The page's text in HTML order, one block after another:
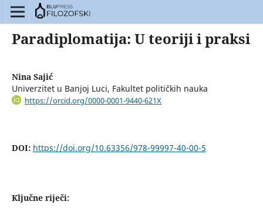
Paradiplomatija: U teoriji i praksi
Nina Sajić
Univerzitet u Banjoj Luci, Fakultet političkih nauka
https://orcid.org/0000-0001-9440-621X
DOI: https://doi.org/10.63356/978-99997-40-00-5
Ključne riječi: